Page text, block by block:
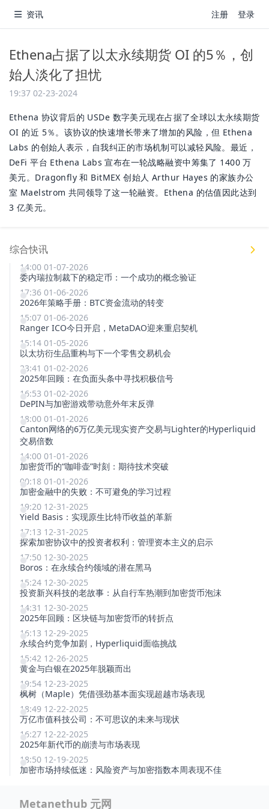
资讯 注册 登录
Ethena占据了以太永续期货 OI 的5％，创
始人淡化了担忧
19:37 02-23-2024
Ethena 协议背后的 USDe 数字美元现在占据了全球以太永续期货
OI 的近 5％。该协议的快速增长带来了增加的风险，但 Ethena
Labs 的创始人表示，自我纠正的市场机制可以减轻风险。最近，
DeFi 平台 Ethena Labs 宣布在一轮战略融资中筹集了 1400 万
美元。Dragonfly 和 BitMEX 创始人 Arthur Hayes 的家族办公
室 Maelstrom 共同领导了这一轮融资。Ethena 的估值因此达到
3 亿美元。
综合快讯
14:00 01-07-2026
委内瑞拉制裁下的稳定币：一个成功的概念验证
17:36 01-06-2026
2026年策略手册：BTC资金流动的转变
15:07 01-06-2026
Ranger ICO今日开启，MetaDAO迎来重启契机
15:14 01-05-2026
以太坊衍生品重构与下一个零售交易机会
23:41 01-02-2026
2025年回顾：在负面头条中寻找积极信号
16:53 01-02-2026
DePIN与加密游戏带动意外年末反弹
18:00 01-01-2026
Canton网络的6万亿美元现实资产交易与Lighter的Hyperliquid
交易倍数
14:00 01-01-2026
加密货币的“咖啡壶”时刻：期待技术突破
00:18 01-01-2026
加密金融中的失败：不可避免的学习过程
19:20 12-31-2025
Yield Basis：实现原生比特币收益的革新
17:13 12-31-2025
探索加密协议中的投资者权利：管理资本主义的启示
17:50 12-30-2025
Boros：在永续合约领域的潜在黑马
15:24 12-30-2025
投资新兴科技的老故事：从自行车热潮到加密货币泡沫
14:31 12-30-2025
2025年回顾：区块链与加密货币的转折点
16:13 12-29-2025
永续合约竞争加剧，Hyperliquid面临挑战
15:42 12-26-2025
黄金与白银在2025年脱颖而出
19:54 12-23-2025
枫树（Maple）凭借强劲基本面实现超越市场表现
18:49 12-22-2025
万亿市值科技公司：不可思议的未来与现状
16:27 12-22-2025
2025年新代币的崩溃与市场表现
18:50 12-19-2025
加密市场持续低迷：风险资产与加密指数本周表现不佳
Metanethub 元网